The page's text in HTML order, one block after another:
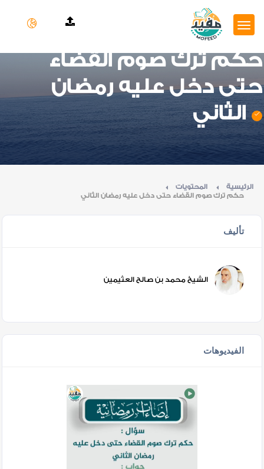
حكم ترك صوم القضاء
حتى دخل عليه رمضان
الثاني
الرئيسية
المحتويات
حكم ترك صوم القضاء حتى دخل عليه رمضان الثاني
تأليف
الشيخ محمد بن صالح العثيمين
الفيديوهات